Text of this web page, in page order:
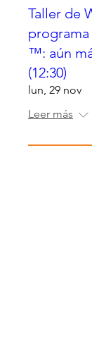
Taller de
™: aún
(12:30)
lun, 29 nov
Leer más